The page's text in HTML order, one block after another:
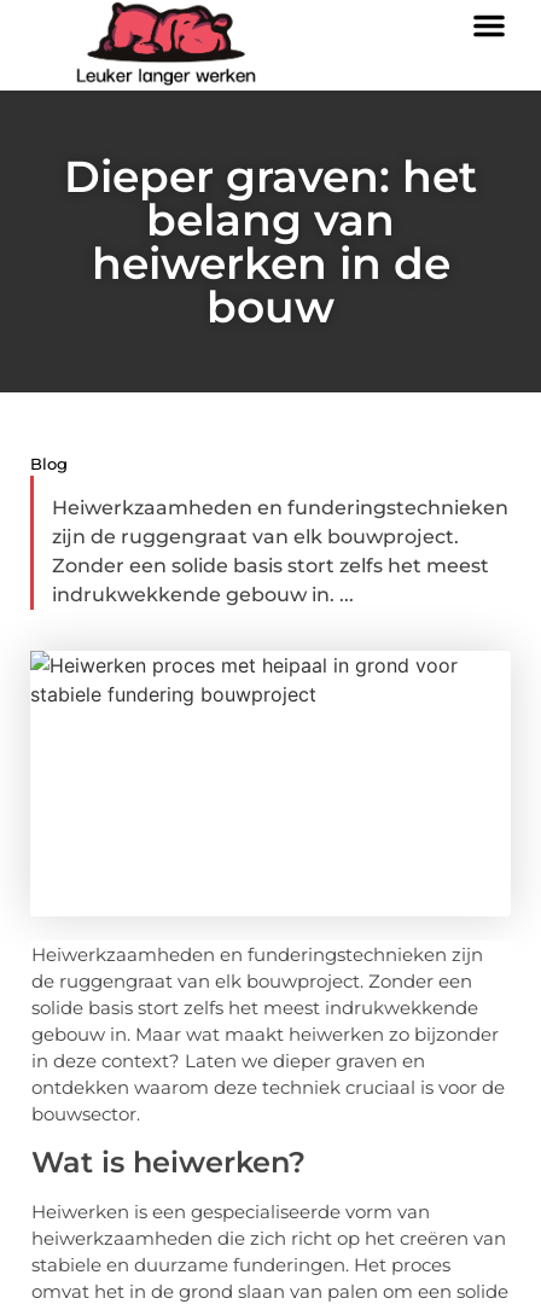
Dieper graven: het
belang van
heiwerken in de
bouw
Blog
Heiwerkzaamheden en funderingstechnieken
zijn de ruggengraat van elk bouwproject.
Zonder een solide basis stort zelfs het meest
indrukwekkende gebouw in. ...
Heiwerkzaamheden en funderingstechnieken zijn
de ruggengraat van elk bouwproject. Zonder een
solide basis stort zelfs het meest indrukwekkende
gebouw in. Maar wat maakt heiwerken zo bijzonder
in deze context? Laten we dieper graven en
ontdekken waarom deze techniek cruciaal is voor de
bouwsector.
Wat is heiwerken?
Heiwerken is een gespecialiseerde vorm van
heiwerkzaamheden die zich richt op het creëren van
stabiele en duurzame funderingen. Het proces
omvat het in de grond slaan van palen om een solide